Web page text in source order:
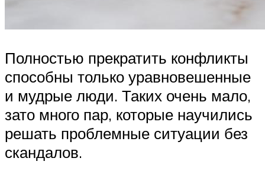
Полностью прекратить конфликты
способны только уравновешенные
и мудрые люди. Таких очень мало,
зато много пар, которые научились
решать проблемные ситуации без
скандалов.